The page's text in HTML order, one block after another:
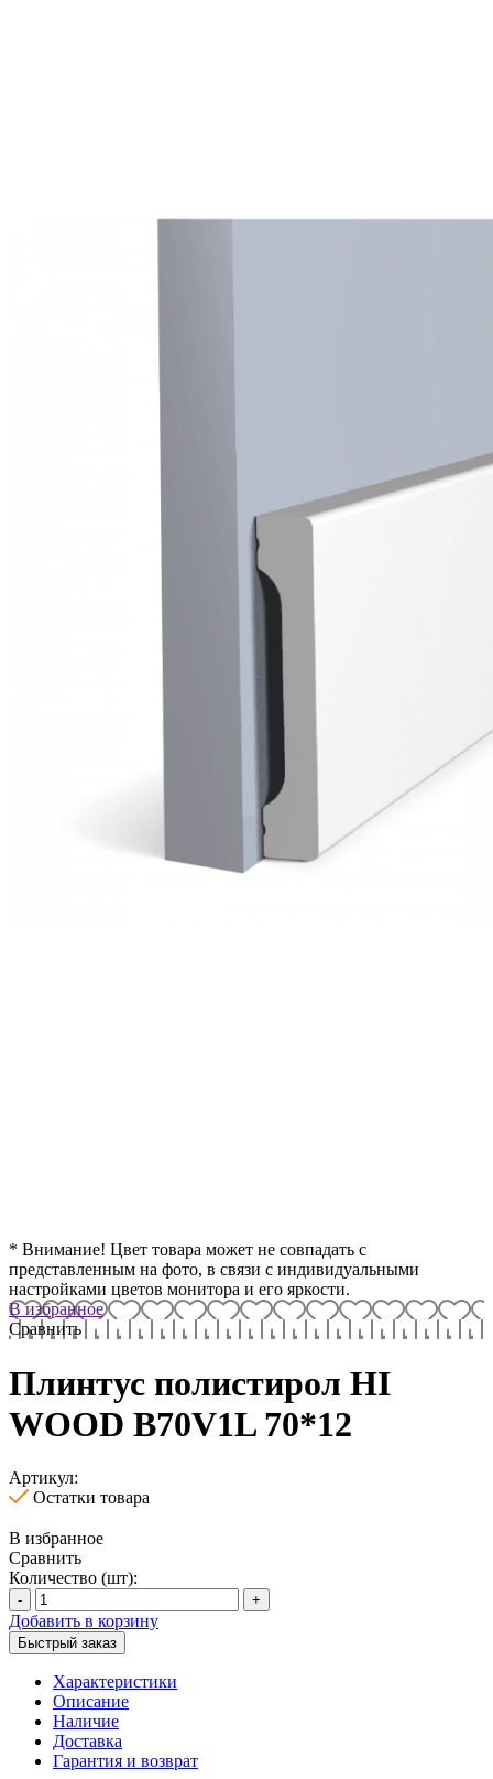
* Внимание! Цвет товара может не совпадать с
представленным на фото, в связи с индивидуальными
настройками цветов монитора и его яркости.
В избранное
Сравнить
Плинтус полистирол HI
WOOD B70V1L 70*12
Артикул:
Остатки товара
В избранное
Сравнить
Количество (шт):
- +
Добавить в корзину
Быстрый заказ
Характеристики
Описание
Наличие
Доставка
Гарантия и возврат